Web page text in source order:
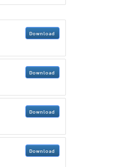
Download
Download
Download
Download